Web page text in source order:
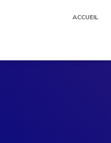
ACCUEIL